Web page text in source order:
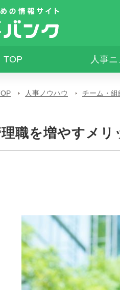
TOP 人事
人事ノウハウ チーム・組
職を増やすメリ